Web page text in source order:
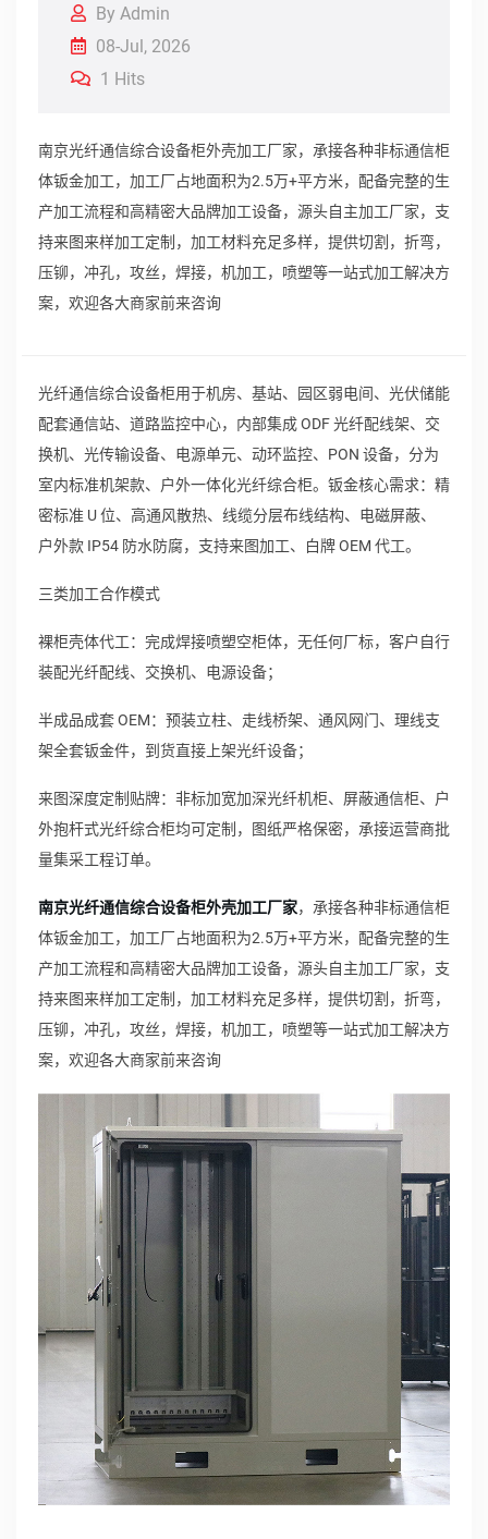
By Admin
08-Jul, 2026
1 Hits
南京光纤通信综合设备柜外壳加工厂家，承接各种非标通信柜
体钣金加工，加工厂占地面积为2.5万+平方米，配备完整的生
产加工流程和高精密大品牌加工设备，源头自主加工厂家，支
持来图来样加工定制，加工材料充足多样，提供切割，折弯，
压铆，冲孔，攻丝，焊接，机加工，喷塑等一站式加工解决方
案，欢迎各大商家前来咨询
光纤通信综合设备柜用于机房、基站、园区弱电间、光伏储能
配套通信站、道路监控中心，内部集成 ODF 光纤配线架、交
换机、光传输设备、电源单元、动环监控、PON 设备，分为
室内标准机架款、户外一体化光纤综合柜。钣金核心需求：精
密标准 U 位、高通风散热、线缆分层布线结构、电磁屏蔽、
户外款 IP54 防水防腐，支持来图加工、白牌 OEM 代工。
三类加工合作模式
裸柜壳体代工：完成焊接喷塑空柜体，无任何厂标，客户自行
装配光纤配线、交换机、电源设备；
半成品成套 OEM：预装立柱、走线桥架、通风网门、理线支
架全套钣金件，到货直接上架光纤设备；
来图深度定制贴牌：非标加宽加深光纤机柜、屏蔽通信柜、户
外抱杆式光纤综合柜均可定制，图纸严格保密，承接运营商批
量集采工程订单。
南京光纤通信综合设备柜外壳加工厂家，承接各种非标通信柜
体钣金加工，加工厂占地面积为2.5万+平方米，配备完整的生
产加工流程和高精密大品牌加工设备，源头自主加工厂家，支
持来图来样加工定制，加工材料充足多样，提供切割，折弯，
压铆，冲孔，攻丝，焊接，机加工，喷塑等一站式加工解决方
案，欢迎各大商家前来咨询